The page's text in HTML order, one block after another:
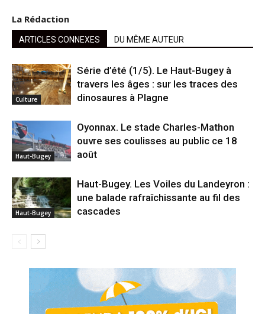
La Rédaction
ARTICLES CONNEXES DU MÊME AUTEUR
Culture
Série d’été (1/5). Le Haut-Bugey à
travers les âges : sur les traces des
dinosaures à Plagne
Haut-Bugey
Oyonnax. Le stade Charles-Mathon
ouvre ses coulisses au public ce 18
août
Haut-Bugey
Haut-Bugey. Les Voiles du Landeyron :
une balade rafraîchissante au fil des
cascades